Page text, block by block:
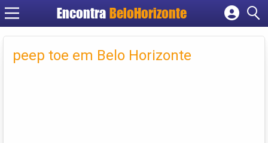
Encontra BeloHorizonte
Cadastrar empresa
Criar conta
peep toe em Belo Horizonte